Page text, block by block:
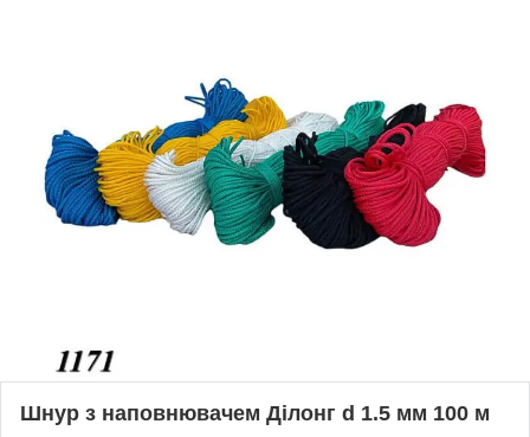
Шнур з наповнювачем Ділонг d 1.5 мм 100 м